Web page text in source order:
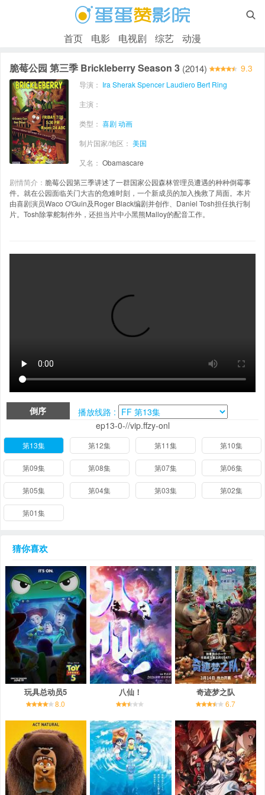

首页 电影 电视剧 综艺 动漫
脆莓公园 第三季 Brickleberry Season 3 (2014) 9.3
导演： Ira SherakSpencer Laudiero Bert Ring
主演：
类型： 喜剧动画
制片国家/地区： 美国
又名： Obamascare
剧情简介： 脆莓公园第三季讲述了一群国家公园森林管理员遭遇的种种倒霉事
件。就在公园面临关门大吉的危难时刻，一个新成员的加入挽救了局面。本片
由喜剧演员Waco O'Guin及Roger Black编剧并创作、Daniel Tosh担任执行制
片。Tosh除掌舵制作外，还担当片中小黑熊Malloy的配音工作。
倒序
播放线路 :
ep13-0-//vip.ffzy-onl
第13集 第12集 第11集 第10集
第09集 第08集 第07集 第06集
第05集 第04集 第03集 第02集
第01集
猜你喜欢
玩具总动员5
8.0
八仙！ 奇迹梦之队
6.7